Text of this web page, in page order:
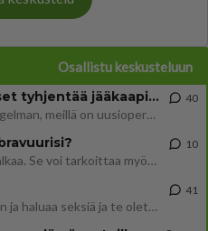
Osallistu keskusteluun
Uusioperheen aikuiset lapset tyhjentää jääkaapin käydessään
Miten selvittäisitte seuraavan ongelman, meillä on uusioperhe, minulla teini-ikäiset lapset ja puolisolla aikuiset, jotk
40
Lomat on monella lomailtu ja arki alkaa. Se voi tarkoittaa myös sitä, että grillailut on grillattu ja palataan arjen ruo
10
Miksi se että mies on seksuaalinen ja haluaa seksiä ja te olette hänen mielestänne haluttava on vastenmielistä? Mikä sii
41